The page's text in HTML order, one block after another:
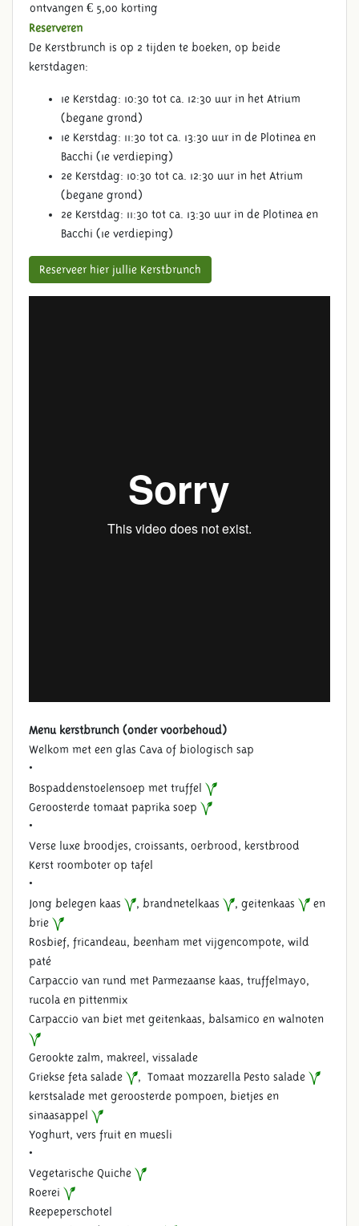
ontvangen € 5,00 korting
Reserveren
De Kerstbrunch is op 2 tijden te boeken, op beide
kerstdagen:
1e Kerstdag: 10:30 tot ca. 12:30 uur in het Atrium
(begane grond)
1e Kerstdag: 11:30 tot ca. 13:30 uur in de Plotinea en
Bacchi (1e verdieping)
2e Kerstdag: 10:30 tot ca. 12:30 uur in het Atrium
(begane grond)
2e Kerstdag: 11:30 tot ca. 13:30 uur in de Plotinea en
Bacchi (1e verdieping)
Reserveer hier jullie Kerstbrunch
Menu kerstbrunch (onder voorbehoud)
Welkom met een glas Cava of biologisch sap
•
Bospaddenstoelensoep met truffel
Geroosterde tomaat paprika soep
•
Verse luxe broodjes, croissants, oerbrood, kerstbrood
Kerst roomboter op tafel
•
Jong belegen kaas
, brandnetelkaas , geitenkaas
en
brie
Rosbief, fricandeau, beenham met vijgencompote, wild
paté
Carpaccio van rund met Parmezaanse kaas, truffelmayo,
rucola en pittenmix
Carpaccio van biet met geitenkaas, balsamico en walnoten
Gerookte zalm, makreel, vissalade
Griekse feta salade
, Tomaat mozzarella Pesto salade
kerstsalade met geroosterde pompoen, bietjes en
sinaasappel
Yoghurt, vers fruit en muesli
•
Vegetarische Quiche
Roerei
Reepeperschotel